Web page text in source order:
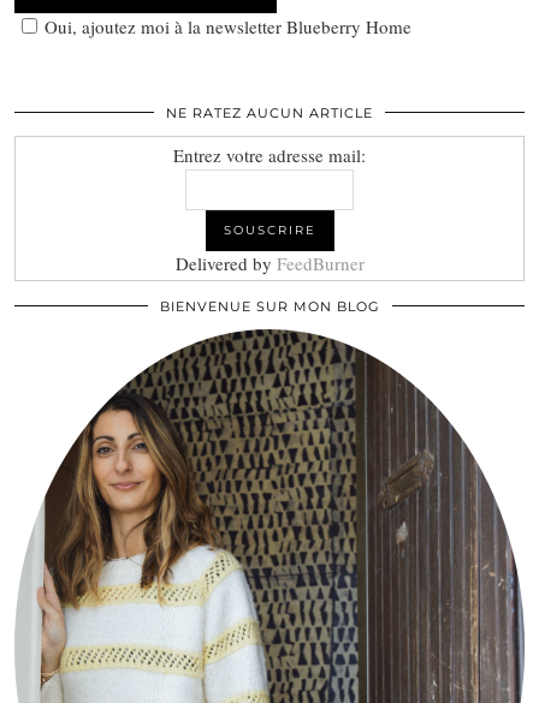
Oui, ajoutez moi à la newsletter Blueberry Home
NE RATEZ AUCUN ARTICLE
Entrez votre adresse mail:
Delivered by FeedBurner
BIENVENUE SUR MON BLOG